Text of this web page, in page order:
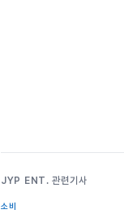
JYP ENT. 관련기사
소비